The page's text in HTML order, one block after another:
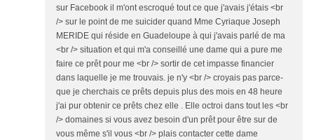
sur Facebook il m'ont escroqué tout ce que j'avais j'étais <br
/> sur le point de me suicider quand Mme Cyriaque Joseph
MERIDE qui réside en Guadeloupe à qui j'avais parlé de ma
<br /> situation et qui m'a conseillé une dame qui a pure me
faire ce prêt pour me <br /> sortir de cet impasse financier
dans laquelle je me trouvais. je n'y <br /> croyais pas parce-
que je cherchais ce prêts depuis plus des mois en 48 heure
j'ai pur obtenir ce prêts chez elle . Elle octroi dans tout les <br
/> domaines si vous avez besoin d'un prêt pour être sur de
vous même s'il vous <br /> plais contacter cette dame